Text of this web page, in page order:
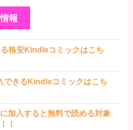
報
格安Kindleコミックはこち
できるKindleコミックはこち
加入すると無料で読める対象
！